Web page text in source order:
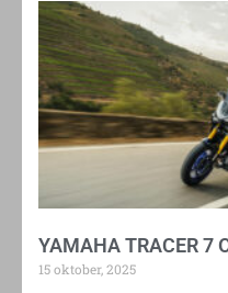
YAMAHA TRACER 7
15 oktober, 2025